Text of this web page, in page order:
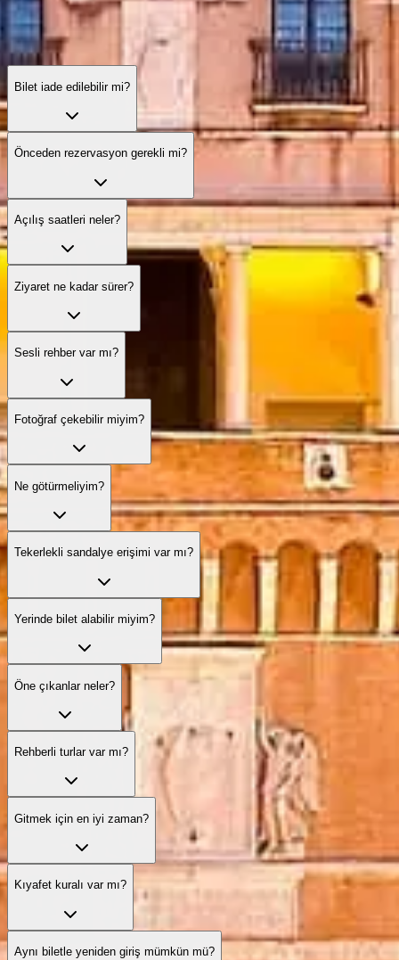
Bilet iade edilebilir mi?
Önceden rezervasyon gerekli mi?
Açılış saatleri neler?
Ziyaret ne kadar sürer?
Sesli rehber var mı?
Fotoğraf çekebilir miyim?
Ne götürmeliyim?
Tekerlekli sandalye erişimi var mı?
Yerinde bilet alabilir miyim?
Öne çıkanlar neler?
Rehberli turlar var mı?
Gitmek için en iyi zaman?
Kıyafet kuralı var mı?
Aynı biletle yeniden giriş mümkün mü?